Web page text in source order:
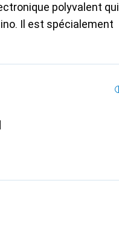
polyvalent qui
Il est spécialement